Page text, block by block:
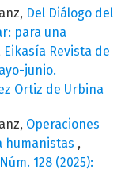
Del Diálogo del
para una
Eikasía Revista de
junio.
Ortiz de Urbina
Operaciones
humanistas ,
128 (2025):